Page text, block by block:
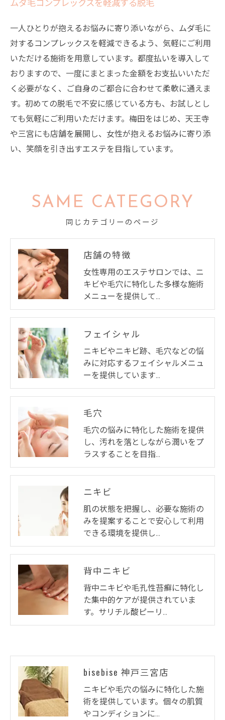
一人ひとりが抱えるお悩みに寄り添いながら、ムダ毛に
対するコンプレックスを軽減できるよう、気軽にご利用
いただける施術を用意しています。都度払いを導入して
おりますので、一度にまとまった金額をお支払いいただ
く必要がなく、ご自身のご都合に合わせて柔軟に通えま
す。初めての脱毛で不安に感じている方も、お試しとし
ても気軽にご利用いただけます。梅田をはじめ、天王寺
や三宮にも店舗を展開し、女性が抱えるお悩みに寄り添
い、笑顔を引き出すエステを目指しています。
同じカテゴリーのページ
SAME CATEGORY
店舗の特徴
女性専用のエステサロンでは、ニ
キビや毛穴に特化した多様な施術
メニューを提供して…
フェイシャル
ニキビやニキビ跡、毛穴などの悩
みに対応するフェイシャルメニュ
ーを提供しています…
毛穴
毛穴の悩みに特化した施術を提供
し、汚れを落としながら潤いをプ
ラスすることを目指…
ニキビ
肌の状態を把握し、必要な施術の
みを提案することで安心して利用
できる環境を提供し…
背中ニキビ
背中ニキビや毛孔性苔癬に特化し
た集中的ケアが提供されていま
す。サリチル酸ピーリ…
bisebise 神戸三宮店
ニキビや毛穴の悩みに特化した施
術を提供しています。個々の肌質
やコンディションに…